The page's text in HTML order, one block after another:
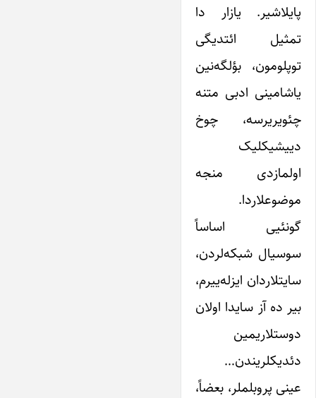
پایلاشیر. یازار دا
تمثیل ائتدیگی
توپلومون، بؤلگه‌نین
یاشامینی ادبی متنه
چئویریرسه، چوخ
دییشیکلیک
اولمازدی منجه
موضوعلاردا.
گونئیی اساساً
سوسیال شبکه‌لردن،
سایتلاردان ایزله‌ییرم،
بیر ده آز سایدا اولان
دوستلاریمین
دئدیکلریندن…
عینی پروبلملر، بعضاً،